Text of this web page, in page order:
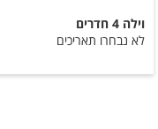
וילה 4 חדרים
לא נבחרו תאריכים